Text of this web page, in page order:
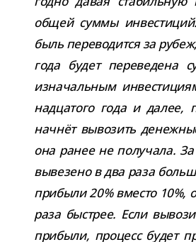
общей суммы
быль пере­во­дится за
года будет пере­ве­дена
изна­чаль­ным
на­дца­того года и далее,
нач­нёт выво­зить
она ранее не полу­чала. За
выве­зено в два раза
при­были 20% вме­сто 10%,
раза быст­рее. Если
при­были, про­цесс будет